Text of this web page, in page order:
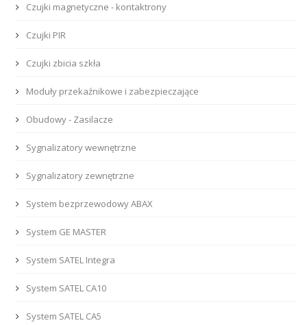
Czujki magnetyczne - kontaktrony
Czujki PIR
Czujki zbicia szkła
Moduły przekaźnikowe i zabezpieczające
Obudowy - Zasilacze
Sygnalizatory wewnętrzne
Sygnalizatory zewnętrzne
System bezprzewodowy ABAX
System GE MASTER
System SATEL Integra
System SATEL CA10
System SATEL CA5